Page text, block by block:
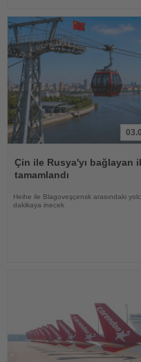
Oku
Çin ile Rusya'yı bağlayan
tamamlandı
Heihe ile Blagoveşçensk arasındaki
dakikaya inecek